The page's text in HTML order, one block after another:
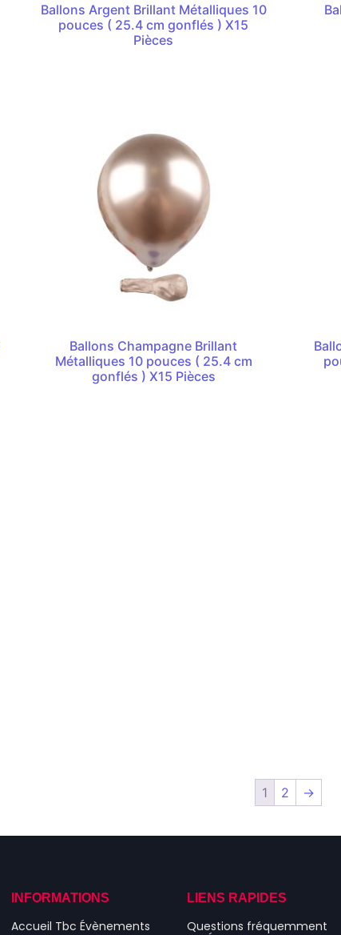
Ballons Argent Brillant Métalliques 10
pouces ( 25.4 cm gonflés ) X15
Pièces
Ballons Champagne Brillant
Métalliques 10 pouces ( 25.4 cm
gonflés ) X15 Pièces
1 2 →
INFORMATIONS
Accueil Tbc Évènements
LIENS RAPIDES
Questions fréquemment